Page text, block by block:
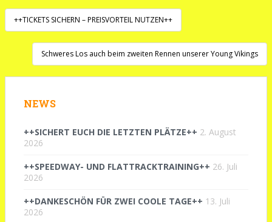
Beitragsnavigation
++TICKETS SICHERN – PREISVORTEIL NUTZEN++
Schweres Los auch beim zweiten Rennen unserer Young Vikings
NEWS
++SICHERT EUCH DIE LETZTEN PLÄTZE++ 2. August
2026
++SPEEDWAY- UND FLATTRACKTRAINING++ 26. Juli
2026
++DANKESCHÖN FÜR ZWEI COOLE TAGE++ 13. Juli
2026